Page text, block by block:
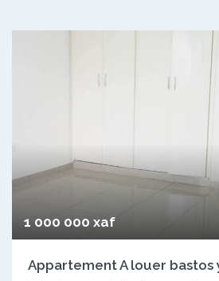
1 000 000 xaf
Appartement A louer bastos